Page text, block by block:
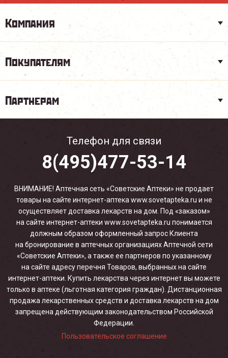
Компания
Покупателям
Партнерам
Телефон для связи
8(495)477-53-14
ВНИМАНИЕ! Аптечная сеть «Советские Аптеки» не продает
товары на сайте интернет-аптека www.sovetapteka.ru и не
осуществляет доставка лекарств на дом. Под «заказом»
на сайте интернет-аптеки www.sovetapteka.ru понимается
должным образом оформленный запрос Клиента
на бронирование в аптечных организациях Аптечной сети
«Советские Аптеки», а также ее партнеров по указанному
на сайте адресу перечня Товаров, выбранных на сайте
интернет-аптеки. Купить лекарства через интернет вы можете
только в аптеке (льготная категория граждан). Дистанционная
продажа лекарственных средств и доставка лекарств на дом
запрещена действующим законодательством Российской
Федерации.
Пользовательское соглашение